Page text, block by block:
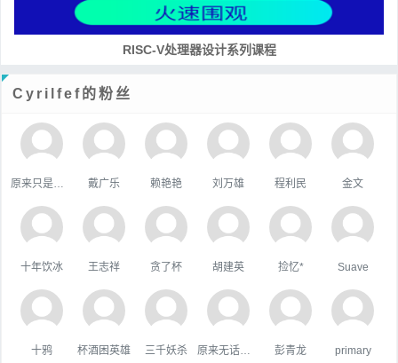
RISC-V处理器设计系列课程
Cyrilfef的粉丝
戴广乐 赖艳艳 刘万雄 程利民 金文
十年饮冰 王志祥 贪了杯 胡建英 捡忆* Suave
十鸦 杯酒困英雄 三千妖杀 彭青龙 primary